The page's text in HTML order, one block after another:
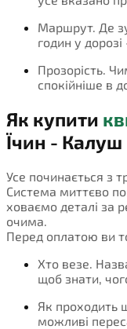
Маршрут. Де
годин у
Прозорість.
спокійніше в
Як купити
Їчин - Калуш
Усе починається з
Система миттєво
ховаємо деталі за
очима.
Перед оплатою ви
Хто везе.
щоб знати,
Як проходить
можливі